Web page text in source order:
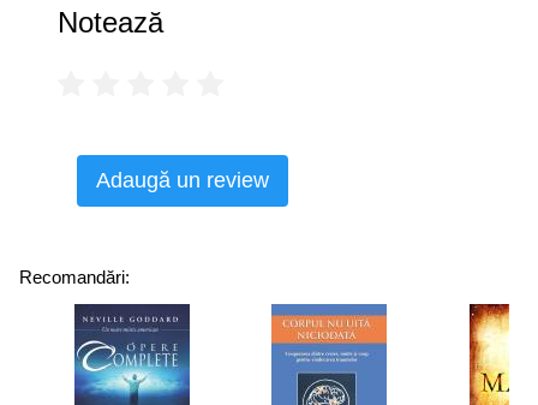
Notează
Adaugă un review
Recomandări: